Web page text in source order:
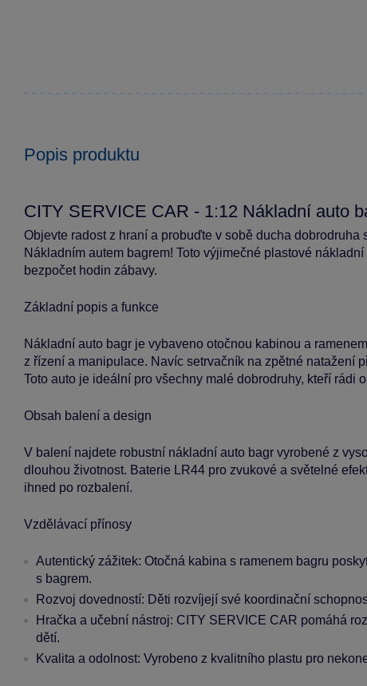
Popis produktu
CITY SERVICE CAR - 1:12 Nákladní auto
Objevte radost z hraní a probuďte v sobě ducha
Nákladním autem bagrem! Toto výjimečné plastové
bezpočet hodin zábavy.
Základní popis a funkce
Nákladní auto bagr je vybaveno otočnou kabinou a
z řízení a manipulace. Navíc setrvačník na zpětné natažení
Toto auto je ideální pro všechny malé dobrodruhy, kteří rádi
Obsah balení a design
V balení najdete robustní nákladní auto bagr vyrobené z
dlouhou životnost. Baterie LR44 pro zvukové a světelné
ihned po rozbalení.
Vzdělávací přínosy
Autentický zážitek: Otočná kabina s ramenem bagru
s bagrem.
Rozvoj dovedností: Děti rozvíjejí své koordinační
Hračka a učební nástroj: CITY SERVICE CAR pomáhá
dětí.
Kvalita a odolnost: Vyrobeno z kvalitního plastu pro